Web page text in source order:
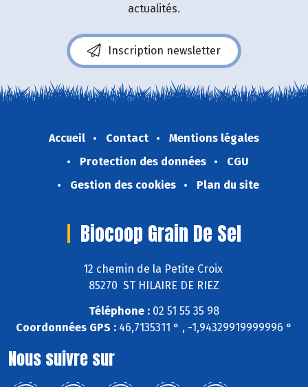
actualités.
Inscription newsletter
Accueil Contact
Mentions légales
Protection des données
CGU
Gestion des cookies
Plan du site
Biocoop Grain De Sel
12 chemin de la Petite Croix
85270 ST HILAIRE DE RIEZ
Téléphone : 02 51 55 35 98
Coordonnées GPS : 46,7135311 ° , -1,94329919999996 °
Nous suivre sur